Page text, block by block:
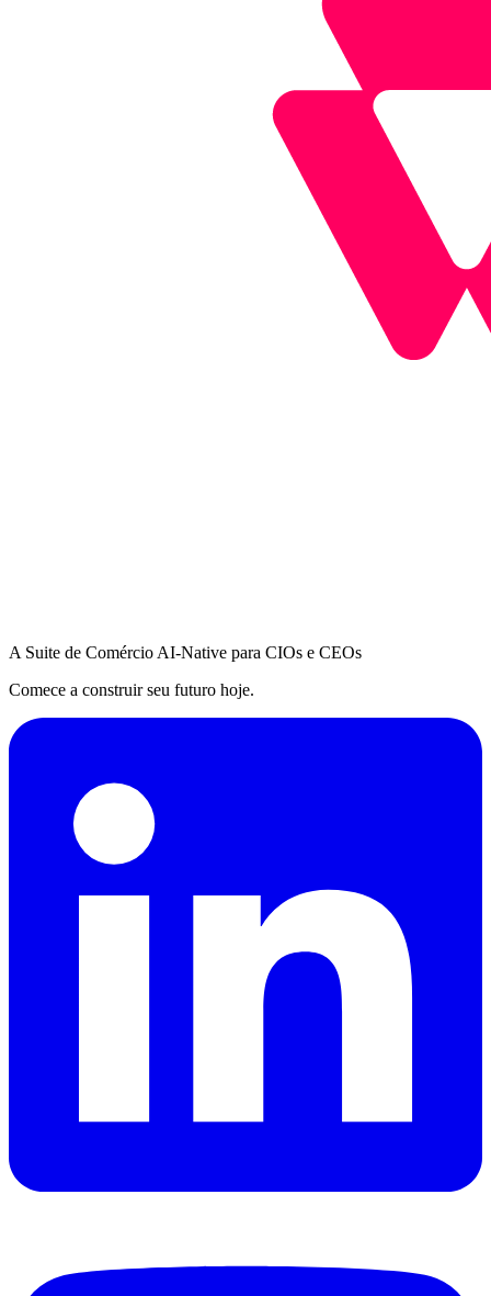
A Suite de Comércio AI-Native para CIOs e CEOs
Comece a construir seu futuro hoje.